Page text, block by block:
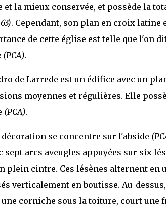
la mieux conservée, et possède la
. Cependant, son plan en croix latine
de cette église est telle que l'on
(PCA).
de Larrede est un édifice avec un
moyennes et régulières. Elle
(PCA).
se concentre sur l'abside
sept arcs aveugles appuyées sur six
plein cintre. Ces lésènes alternent en
verticalement en boutisse. Au-
corniche sous la toiture, court une